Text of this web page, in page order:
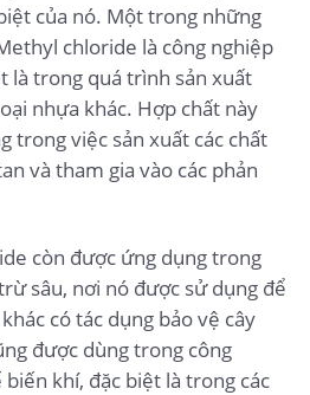
của nó. Một trong những
chloride là công nghiệp
là trong quá trình sản xuất
nhựa khác. Hợp chất này
trong việc sản xuất các chất
và tham gia vào các phản
còn được ứng dụng trong
sâu, nơi nó được sử dụng để
có tác dụng bảo vệ cây
được dùng trong công
khí, đặc biệt là trong các